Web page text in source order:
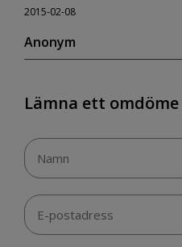
2015-02-08
Anonym
Lämna ett omdöme